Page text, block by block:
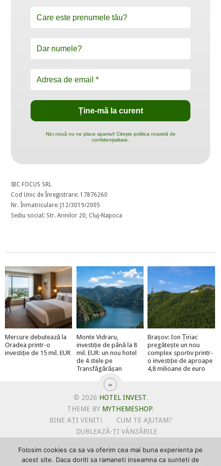
Nici nouă nu ne place spamul! Citește politica noastră de
confidențialitate.
IBC FOCUS SRL
Cod Unic de Înregistrare: 17876260
Nr. Înmatriculare: J12/3019/2005
Sediu social: Str. Arinilor 20, Cluj-Napoca
Mercure debutează la
Oradea printr-o
investiție de 15 mil. EUR
Monte Vidraru,
investiție de până la 8
mil. EUR: un nou hotel
de 4 stele pe
Transfăgărășan
Brașov: Ion Țiriac
pregătește un nou
complex sportiv printr-
o investiție de aproape
4,8 milioane de euro
© 2026 HOTEL INVEST.
THEME BY MYTHEMESHOP.
BINE AȚI VENIT!
CUM TE AJUTAM?
DUBLEAZĂ-ȚI VÂNZĂRILE
POLITICA DE UTILIZARE COOKIE-URI
Folosim cookies ca sa va oferim cea mai buna experienta pe
acest site. Daca doriti sa ramaneti inseamna ca sunteti de